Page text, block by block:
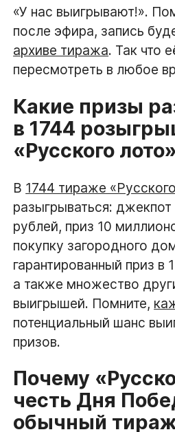
«У нас выигрывают!».
после эфира, запись
архиве тиража. Так что
пересмотреть в любое
Какие призы
в 1744
«Русского лото»
В 1744 тираже
разыгрываться:
рублей, приз 10
покупку загородного
гарантированный приз в
а также множество
выигрышей. Помните,
потенциальный шанс
призов.
Почему
честь Дня
обычный